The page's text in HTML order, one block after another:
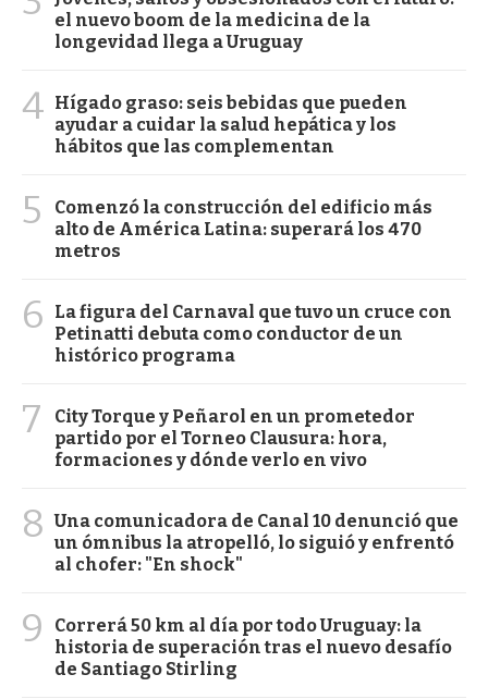
el nuevo boom de la medicina de la
longevidad llega a Uruguay
4 Hígado graso: seis bebidas que pueden
ayudar a cuidar la salud hepática y los
hábitos que las complementan
5
Comenzó la construcción del edificio más
alto de América Latina: superará los 470
metros
6
La figura del Carnaval que tuvo un cruce con
Petinatti debuta como conductor de un
histórico programa
7
City Torque y Peñarol en un prometedor
partido por el Torneo Clausura: hora,
formaciones y dónde verlo en vivo
8 Una comunicadora de Canal 10 denunció que
un ómnibus la atropelló, lo siguió y enfrentó
al chofer: "En shock"
9
Correrá 50 km al día por todo Uruguay: la
historia de superación tras el nuevo desafío
de Santiago Stirling